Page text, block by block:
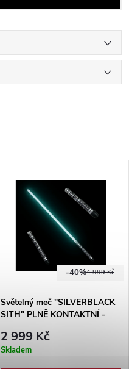
4 999 Kč
-40%
Světelný meč "SILVERBLACK
SITH" PLNĚ KONTAKTNÍ -
2 999 Kč
Skladem